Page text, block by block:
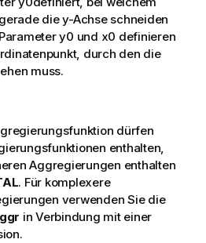
die y-Achse schneiden
y0 und x0 definieren
durch den die
muss.
dürfen
enthalten,
Aggregierungen enthalten
. Für komplexere
verwenden Sie die
in Verbindung mit einer